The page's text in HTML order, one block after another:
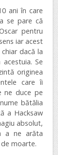
ani în care
se pare că
pentru
iar acest
dacă la
Se
originea
care îi
ne duce pe
bătălia
a Hacksaw
absolut,
a ne arăta
moarte.